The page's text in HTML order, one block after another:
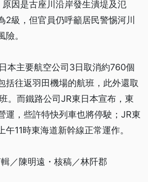
因是古座川沿岸發生潰堤及氾
2級，但官員仍呼籲居民警惕河川
。
本主要航空公司3日取消約760個
括往返羽田機場的航班，此外還取
。而鐵路公司JR東日本宣布，東
運，些許特快列車也將停駛；JR東
午11時東海道新幹線正常運作。
／陳明遠・核稿／林阡郡